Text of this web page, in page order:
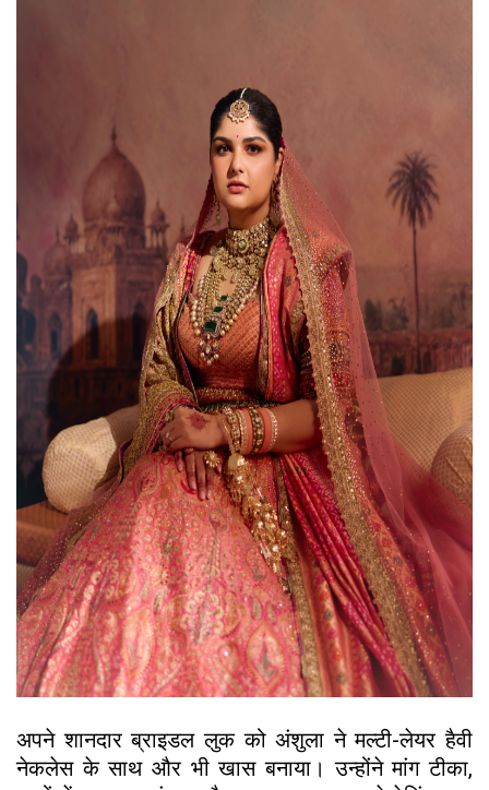
अपने शानदार ब्राइडल लुक को अंशुला ने मल्टी-लेयर हैवी
नेकलेस के साथ और भी खास बनाया। उन्होंने मांग टीका,